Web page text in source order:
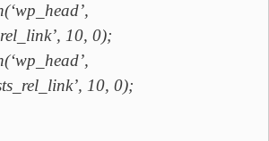
10, 0);
10, 0);